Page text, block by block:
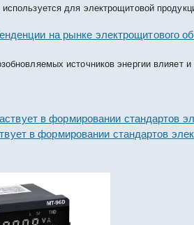
для электрощитовой
на рынке электрощитового
источников энергии влияет
в формировании стандартов